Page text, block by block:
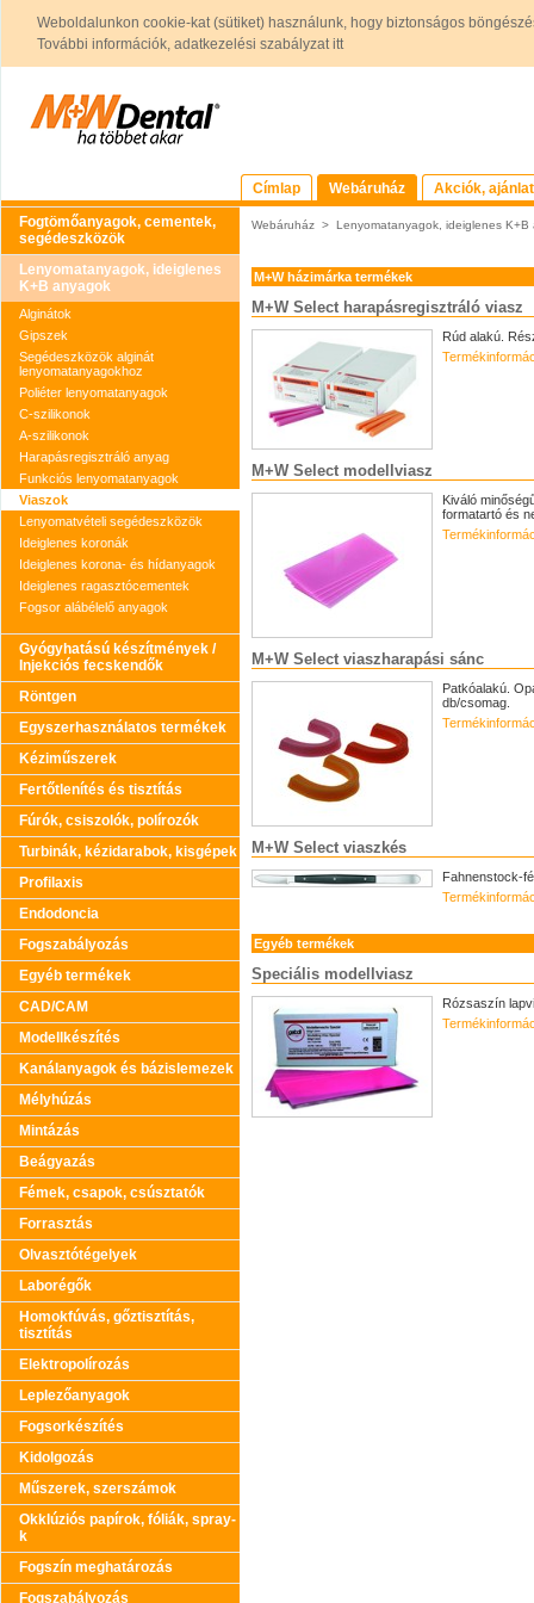
Weboldalunkon cookie-kat (sütiket) használunk, hogy biztonságos
További információk, adatkezelési szabályzat itt
Címlap Webáruház
Akciók,
Fogtömőanyagok, cementek,
segédeszközök
Lenyomatanyagok, ideiglenes
K+B anyagok
Alginátok
Gipszek
Segédeszközök alginát
lenyomatanyagokhoz
Poliéter lenyomatanyagok
C-szilikonok
A-szilikonok
Harapásregisztráló anyag
Funkciós lenyomatanyagok
Viaszok
Lenyomatvételi segédeszközök
Ideiglenes koronák
Ideiglenes korona- és hídanyagok
Ideiglenes ragasztócementek
Fogsor alábélelő anyagok
Gyógyhatású készítmények /
Injekciós fecskendők
Röntgen
Egyszerhasználatos termékek
Kéziműszerek
Fertőtlenítés és tisztítás
Fúrók, csiszolók, polírozók
Turbinák, kézidarabok, kisgépek
Profilaxis
Endodoncia
Fogszabályozás
Egyéb termékek
CAD/CAM
Modellkészítés
Kanálanyagok és bázislemezek
Mélyhúzás
Mintázás
Beágyazás
Fémek, csapok, csúsztatók
Forrasztás
Olvasztótégelyek
Laborégők
Homokfúvás, gőztisztítás,
tisztítás
Elektropolírozás
Leplezőanyagok
Fogsorkészítés
Kidolgozás
Műszerek, szerszámok
Okklúziós papírok, fóliák, spray-
k
Fogszín meghatározás
Fogszabályozás
Webáruház > Lenyomatanyagok, ideiglenes K+B
M+W házimárka termékek
M+W Select harapásregisztráló viasz
Rúd alakú.
M+W Select modellviasz
Kiváló
formatartó és
M+W Select viaszharapási sánc
Patkóalakú.
db/csomag.
M+W Select viaszkés
Fahnenstock-
Egyéb termékek
Speciális modellviasz
Rózsaszín